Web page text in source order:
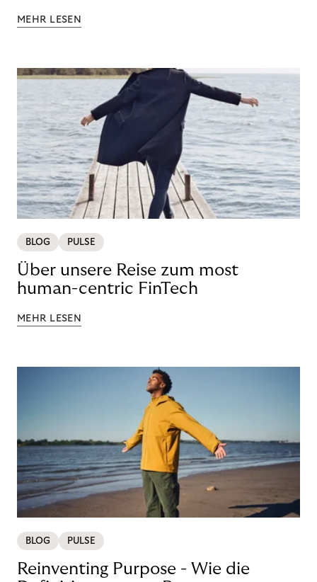
MEHR LESEN
BLOG PULSE
Über unsere Reise zum most
human-centric FinTech
MEHR LESEN
BLOG PULSE
Reinventing Purpose - Wie die